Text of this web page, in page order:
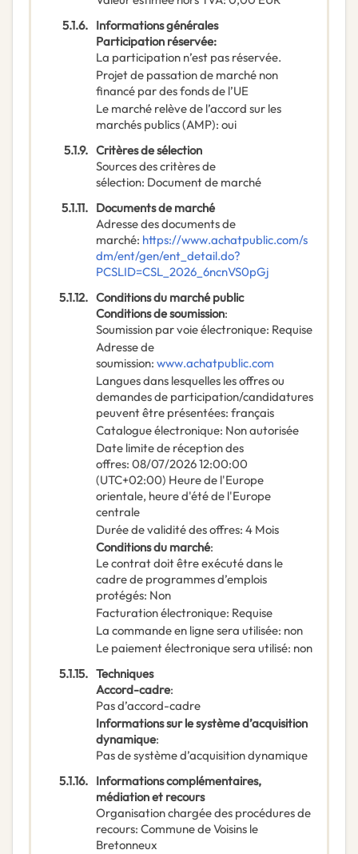
5.1.6. Informations générales
Participation réservée:
La participation n’est pas réservée.
Projet de passation de marché non
financé par des fonds de l’UE
Le marché relève de l’accord sur les
marchés publics (AMP): oui
5.1.9. Critères de sélection
Sources des critères de
sélection: Document de marché
5.1.11. Documents de marché
Adresse des documents de
marché: https://www.achatpublic.com/s
dm/ent/gen/ent_detail.do?
PCSLID=CSL_2026_6ncnVS0pGj
5.1.12. Conditions du marché public
Conditions de soumission:
Soumission par voie électronique: Requise
Adresse de
soumission: www.achatpublic.com
Langues dans lesquelles les offres ou
demandes de participation/candidatures
peuvent être présentées: français
Catalogue électronique: Non autorisée
Date limite de réception des
offres: 08/07/202612:00:00
(UTC+02:00) Heure de l'Europe
orientale, heure d'été de l'Europe
centrale
Durée de validité des offres: 4 Mois
Conditions du marché:
Le contrat doit être exécuté dans le
cadre de programmes d’emplois
protégés: Non
Facturation électronique: Requise
La commande en ligne sera utilisée: non
Le paiement électronique sera utilisé: non
5.1.15. Techniques
Accord-cadre:
Pas d’accord-cadre
Informations sur le système d’acquisition
dynamique:
Pas de système d’acquisition dynamique
5.1.16. Informations complémentaires,
médiation et recours
Organisation chargée des procédures de
recours: Commune de Voisins le
Bretonneux